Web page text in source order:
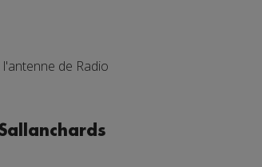
de Radio